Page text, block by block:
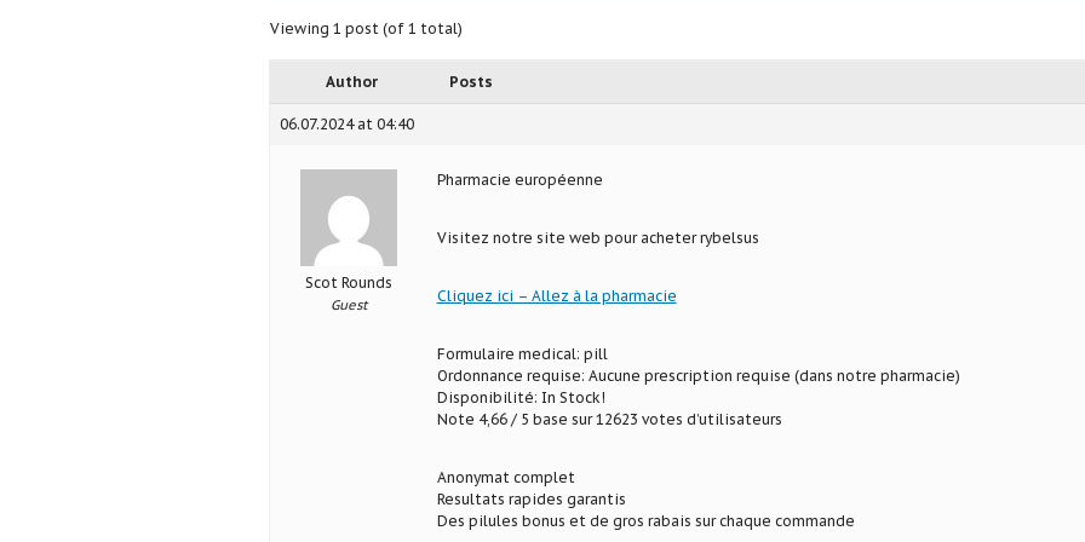
Viewing 1 post (of 1 total)
Author Posts
06.07.2024 at 04:40
Scot Rounds
Guest
Pharmacie européenne
Visitez notre site web pour acheter rybelsus
Cliquez ici – Allez à la pharmacie
Formulaire medical: pill
Ordonnance requise: Aucune prescription requise (dans notre pharmacie)
Disponibilité: In Stock!
Note 4,66 / 5 base sur 12623 votes d’utilisateurs
Anonymat complet
Resultats rapides garantis
Des pilules bonus et de gros rabais sur chaque commande